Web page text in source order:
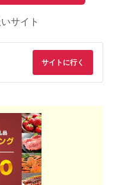
サイト
サイトに行く